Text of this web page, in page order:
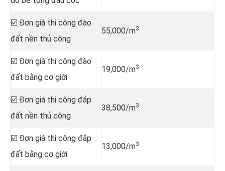
☑️ Đơn giá thi công đào
đất nền thủ công
55,000/m3
☑️ Đơn giá thi công đào
đất bằng cơ giới
19,000/m3
☑️ Đơn giá thi công đắp
đất nền thủ công
38,500/m3
☑️ Đơn giá thi công đắp
đất bằng cơ giới
13,000/m3